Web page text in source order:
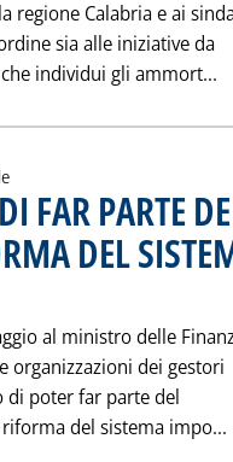
regione Calabria e ai
sia alle iniziative da
individui gli ammort...
FAR PARTE
DEL
al ministro delle
organizzazioni dei gestori
di poter far parte del
del sistema impo...